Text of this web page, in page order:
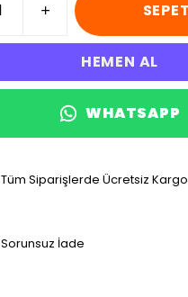
HEMEN AL
WHATSAPP
Tüm Siparişlerde Ücretsiz Kargo
Sorunsuz İade